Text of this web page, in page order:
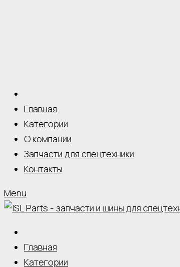
Главная
Категории
О компании
Запчасти для спецтехники
Контакты
Menu
Главная
Категории